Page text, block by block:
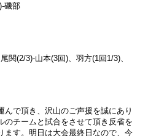
磯部
関(2/3)-山本(3回)、羽方(1回1/3)、
で頂き、沢山のご声援を誠にあり
のチームと試合をさせて頂き反省を
ます。明日は大会最終日なので、今